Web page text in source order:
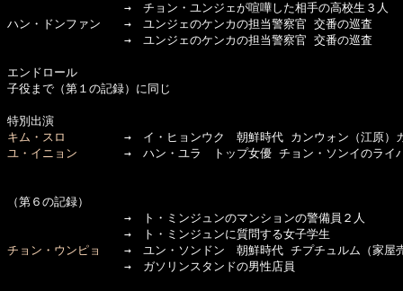
→　チョン・ユンジェが喧嘩した相手の高校生３人
ハン・ドンファン　　→　ユンジェのケンカの担当警察官 交番の巡査
→　ユンジェのケンカの担当警察官 交番の巡査
エンドロール
子役まで（第１の記録）に同じ
キム・スロ
ユ・イニョン →　ハン・ユラ　トップ女優 チョン・ソンイのライバ
（第６の記録）
→　ト・ミンジュンのマンションの警備員２人
チョン・ウンピョ
→　ユン・ソンドン　朝鮮時代 チプチュルム（家屋
→　ガソリンスタンドの男性店員